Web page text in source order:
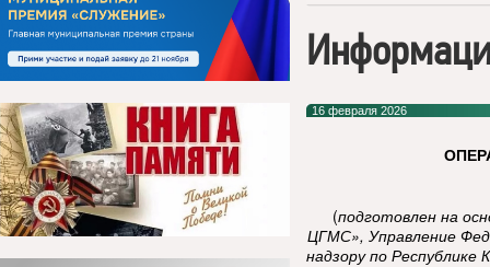
16 февраля 2026
(подготовлен на
ЦГМС», Управление
надзору по Республике